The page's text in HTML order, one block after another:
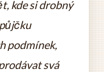
kde si drobný
podmínek,
svá